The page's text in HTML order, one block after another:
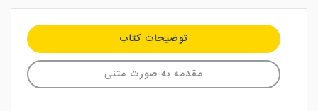
توضیحات کتاب
مقدمه به صورت متنی